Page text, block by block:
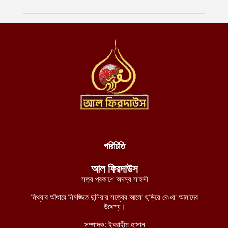
দেশজুড়ে হত্যা-ধর্ষণ-ছিনতাইমূলক অপরাধ লাগামহীন, বিচারব্যবস্থার প্রতি
আস্থাহীনতাকে দায়ী ভাবছেন বিশ্লেষকগণ
দক্ষিণ লেবাননে আইইডি বিস্ফোরণে দুই দখলদার ইসরায়েলি সেনা নিহত,
ডান হাতে ভাত খেতে খেতে বাম হাতে নিচ্ছে ঘুষ! ঠাকুরগাঁও জেলা রেজিস্ট্রার
নাটোরে ব্যাংক থেকে টাকা তুলে ফেরার পথে নারীর লাখ টাকা ছিনতাই
আগস্ট ৫, ২০২৬
লালমনিরহাটে তিস্তা নদীর পানি বিপৎসীমার ওপরে, ভয়াবহ বন্যার শঙ্কা
পরিচিতি
আল ফিরদাউস
সত্য প্রকাশে অদম্য সাহসী
মিথ্যার আঁধারে নিমজ্জিত দুনিয়ায় সত্যের আলো ছড়িয়ে দেওয়া আমাদের
উদ্দেশ্য।
সম্পাদক: ইবরাহীম হাসান